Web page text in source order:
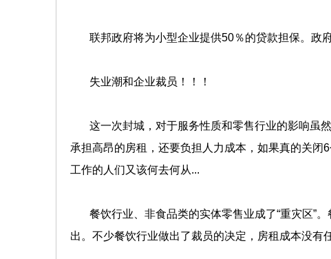
联邦政府将为小型企业提供50％的贷款担保。政
失业潮和企业裁员！！！
这一次封城，对于服务性质和零售行业的影响虽
承担高昂的房租，还要负担人力成本，如果真的关
工作的人们又该何去何从...
餐饮行业、非食品类的实体零售业成了“重灾区”。
出。不少餐饮行业做出了裁员的决定，房租成本没有